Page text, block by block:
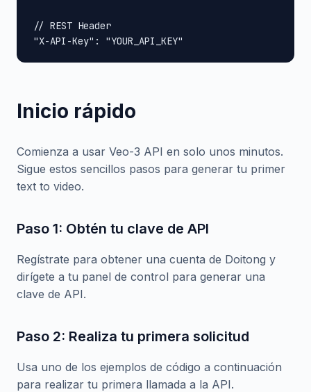
// REST Header
"X-API-Key": "YOUR_API_KEY"
Inicio rápido
Comienza a usar Veo-3 API en solo unos minutos.
Sigue estos sencillos pasos para generar tu primer
text to video.
Paso 1: Obtén tu clave de API
Regístrate para obtener una cuenta de Doitong y
dirígete a tu panel de control para generar una
clave de API.
Paso 2: Realiza tu primera solicitud
Usa uno de los ejemplos de código a continuación
para realizar tu primera llamada a la API.